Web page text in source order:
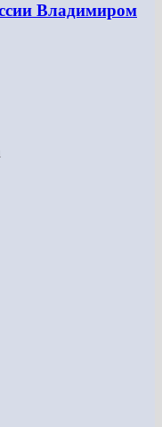
Владимиром